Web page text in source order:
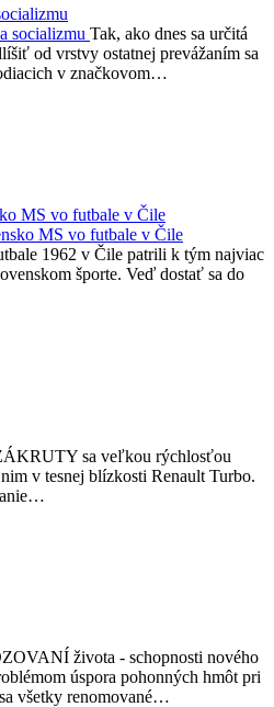
Tak, ako dnes sa určitá
od vrstvy ostatnej prevážaním sa
v značkovom…
MS vo futbale v Čile
1962 v Čile patrili k tým najviac
športe. Veď dostať sa do
sa veľkou rýchlosťou
v tesnej blízkosti Renault Turbo.
života - schopnosti nového
úspora pohonných hmôt pri
všetky renomované…